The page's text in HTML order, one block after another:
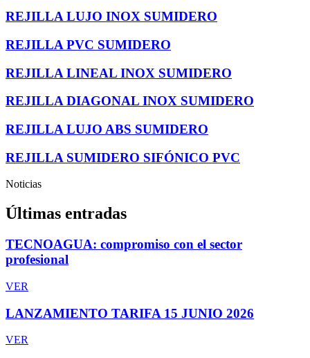
REJILLA LUJO INOX SUMIDERO
REJILLA PVC SUMIDERO
REJILLA LINEAL INOX SUMIDERO
REJILLA DIAGONAL INOX SUMIDERO
REJILLA LUJO ABS SUMIDERO
REJILLA SUMIDERO SIFÓNICO PVC
Noticias
Últimas entradas
TECNOAGUA: compromiso con el sector
profesional
VER
LANZAMIENTO TARIFA 15 JUNIO 2026
VER